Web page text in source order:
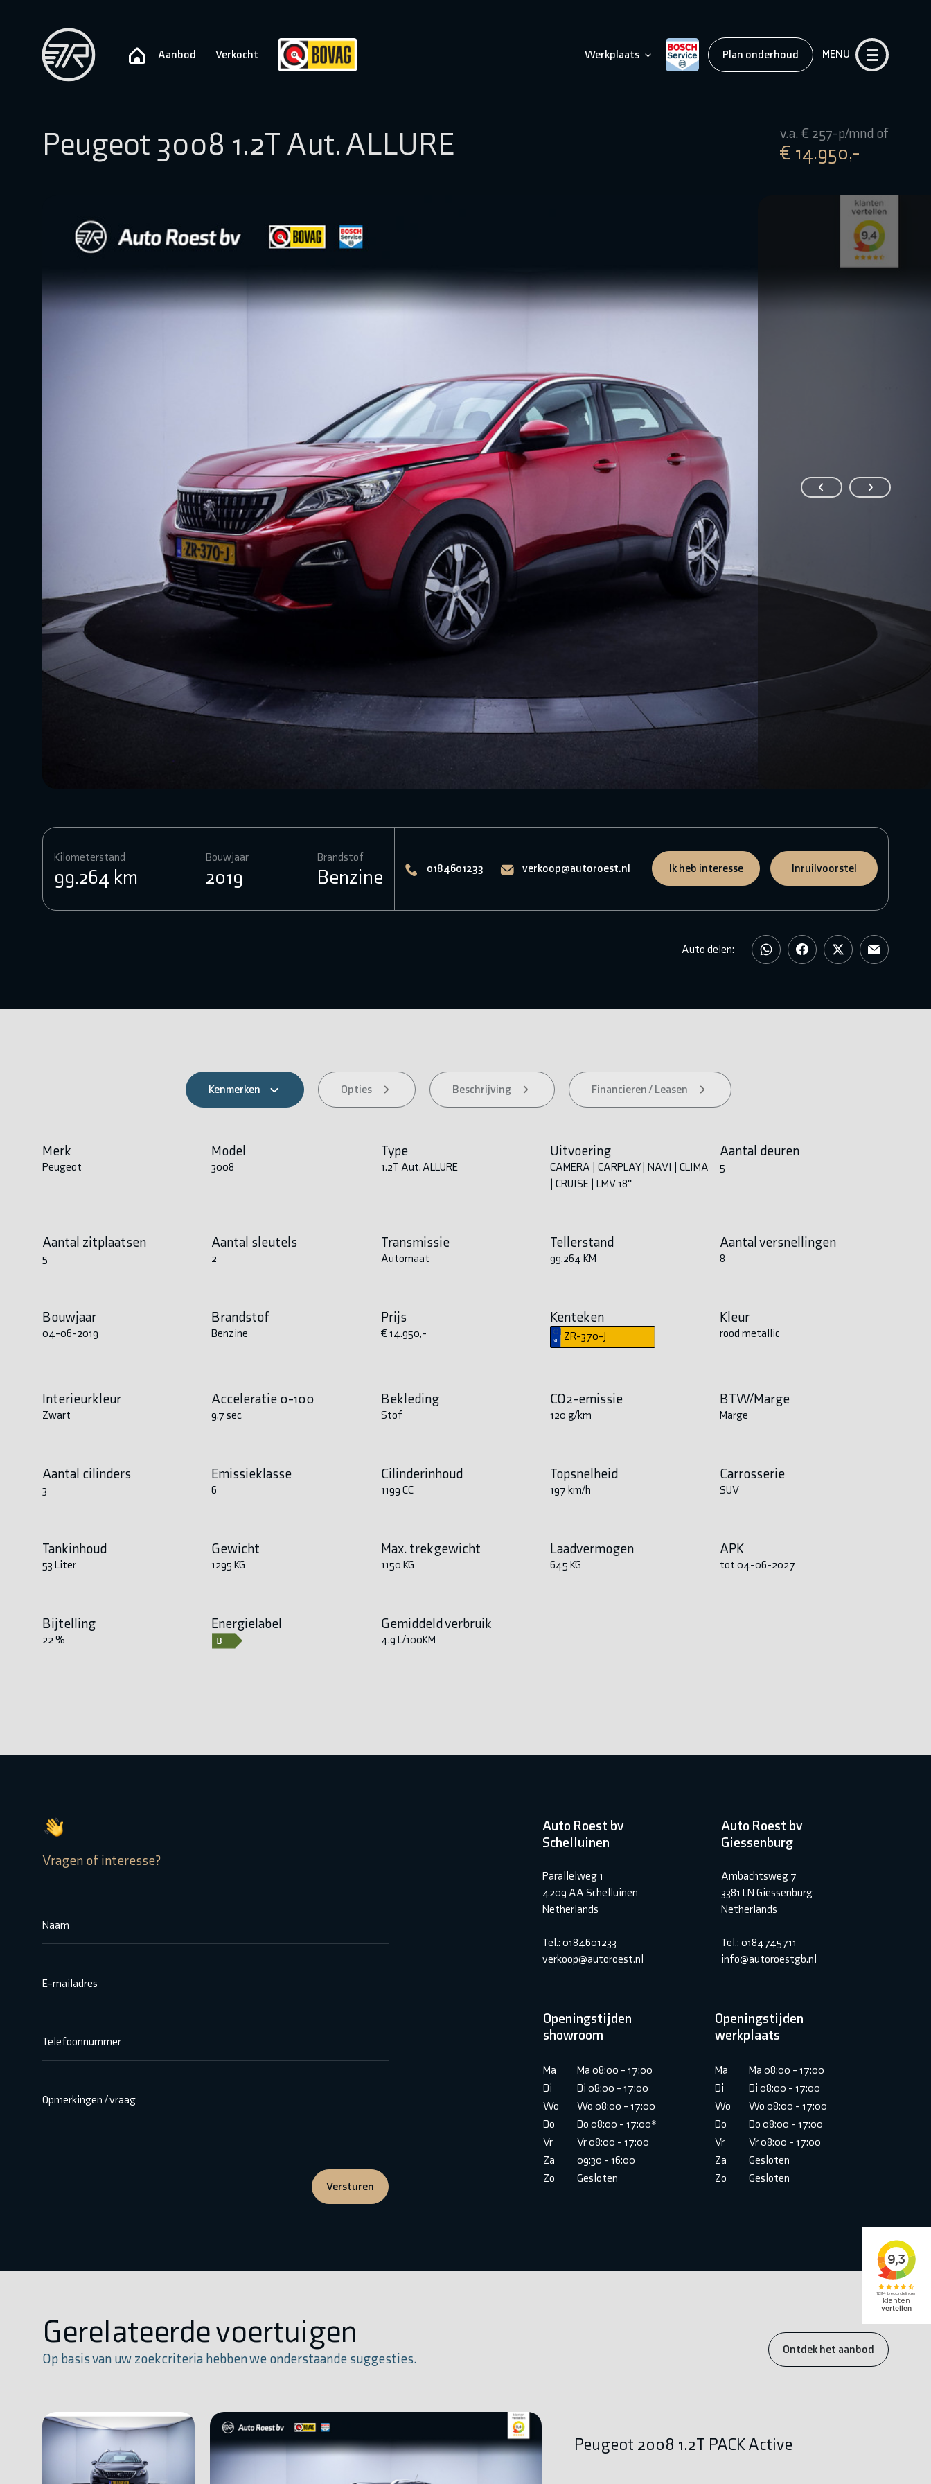
Aanbod Verkocht Werkplaats Plan onderhoud MENU
Peugeot 3008 1.2T Aut. ALLURE v.a. € 257-p/mnd of
€ 14.950,-
Kilometerstand
99.264 km
Bouwjaar
2019
Brandstof
Benzine 0184601233 verkoop@autoroest.nl Ik heb interesse Inruilvoorstel
Auto delen:
Kenmerken Opties Beschrijving Financieren / Leasen
Merk
Peugeot
Model
3008
Type
1.2T Aut. ALLURE
Uitvoering
CAMERA | CARPLAY | NAVI | CLIMA
| CRUISE | LMV 18''
Aantal deuren
5
Aantal zitplaatsen
5
Aantal sleutels
2
Transmissie
Automaat
Tellerstand
99.264 KM
Aantal versnellingen
8
Bouwjaar
04-06-2019
Brandstof
Benzine
Prijs
€ 14.950,-
Kenteken
ZR-370-J
Kleur
rood metallic
Interieurkleur
Zwart
Acceleratie 0-100
9.7 sec.
Bekleding
Stof
CO2-emissie
120 g/km
BTW/Marge
Marge
Aantal cilinders
3
Emissieklasse
6
Cilinderinhoud
1199 CC
Topsnelheid
197 km/h
Carrosserie
SUV
Tankinhoud
53 Liter
Gewicht
1295 KG
Max. trekgewicht
1150 KG
Laadvermogen
645 KG
APK
tot 04-06-2027
Bijtelling
22 %
Energielabel Gemiddeld verbruik
4.9 L/100KM
Vragen of interesse?
Naam
E-mailadres
Telefoonnummer
Opmerkingen / vraag
Versturen
Auto Roest bv
Schelluinen
Parallelweg 1
4209 AA Schelluinen
Netherlands
Tel.: 0184601233
verkoop@autoroest.nl
Auto Roest bv
Giessenburg
Ambachtsweg 7
3381 LN Giessenburg
Netherlands
Tel.: 0184745711
info@autoroestgb.nl
Openingstijden
showroom
Ma
Ma 08:00 - 17:00
Di
Di 08:00 - 17:00
Wo
Wo 08:00 - 17:00
Do
Do 08:00 - 17:00*
Vr
Vr 08:00 - 17:00
Za
09:30 - 16:00
Zo
Gesloten
Openingstijden
werkplaats
Ma
Ma 08:00 - 17:00
Di
Di 08:00 - 17:00
Wo
Wo 08:00 - 17:00
Do
Do 08:00 - 17:00
Vr
Vr 08:00 - 17:00
Za
Gesloten
Zo
Gesloten
Gerelateerde voertuigen
Op basis van uw zoekcriteria hebben we onderstaande suggesties.
Ontdek het aanbod
Peugeot 2008 1.2T PACK Active